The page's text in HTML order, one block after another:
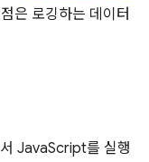
은 로깅하는 데이터
JavaScript를 실행